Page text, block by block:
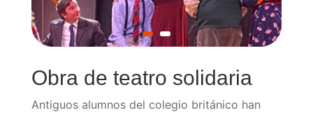
Obra de teatro solidaria
Antiguos alumnos del colegio británico han